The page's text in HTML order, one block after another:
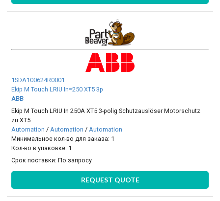
1SDA100624R0001
Ekip M Touch LRIU In=250 XT5 3p
ABB
Ekip M Touch LRIU In 250A XT5 3-polig Schutzauslöser Motorschutz
zu XT5
Automation / Automation / Automation
Минимальное кол-во для заказа: 1
Кол-во в упаковке: 1
Срок поставки:По запросу
REQUEST QUOTE